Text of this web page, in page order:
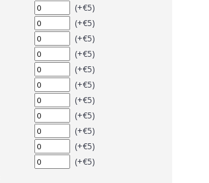
(+€5)
(+€5)
(+€5)
(+€5)
(+€5)
(+€5)
(+€5)
(+€5)
(+€5)
(+€5)
(+€5)